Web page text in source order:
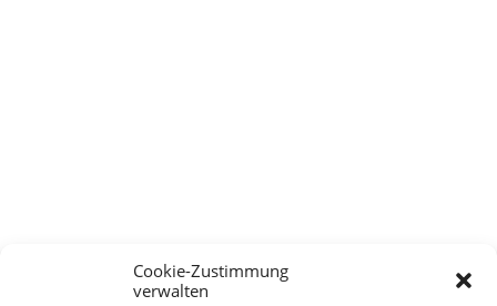
Cookie-Zustimmung
verwalten